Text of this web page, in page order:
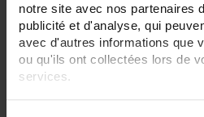
notre site avec nos partenaires
publicité et d'analyse, qui
avec d'autres informations que
ou qu'ils ont collectées lors de
services.
Trier par Par ordre décroissant